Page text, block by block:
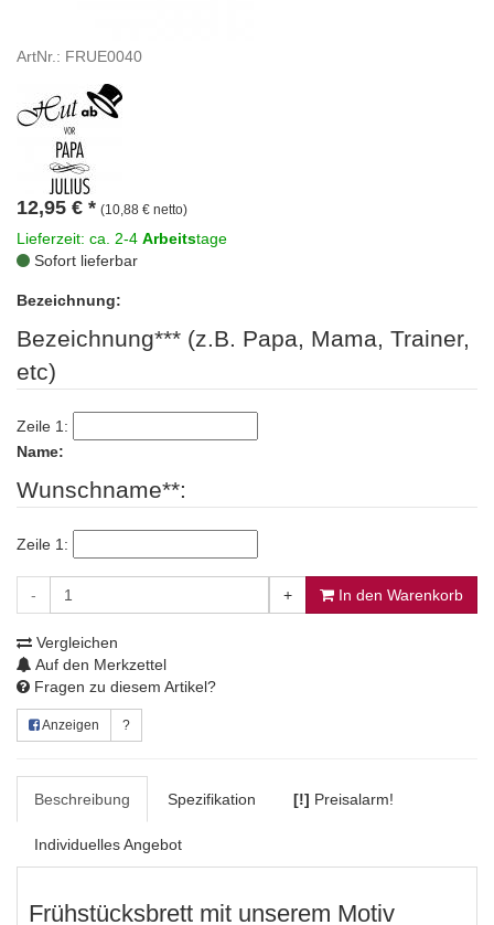
ArtNr.: FRUE0040
12,95 € * (10,88 € netto)
Lieferzeit: ca. 2-4 Arbeitstage
Sofort lieferbar
Bezeichnung:
Bezeichnung*** (z.B. Papa, Mama, Trainer,
etc)
Zeile 1:
Name:
Wunschname**:
Zeile 1:
- + In den Warenkorb
Vergleichen
Auf den Merkzettel
Fragen zu diesem Artikel?
Anzeigen ?
Beschreibung Spezifikation [!] Preisalarm!
Individuelles Angebot
Frühstücksbrett mit unserem Motiv